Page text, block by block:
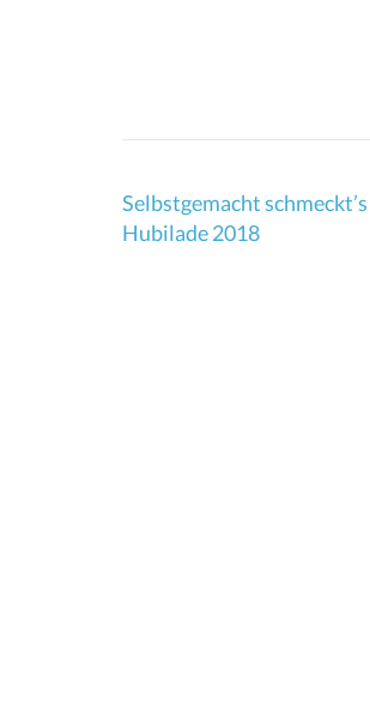
Selbstgemacht
Hubilade 2018